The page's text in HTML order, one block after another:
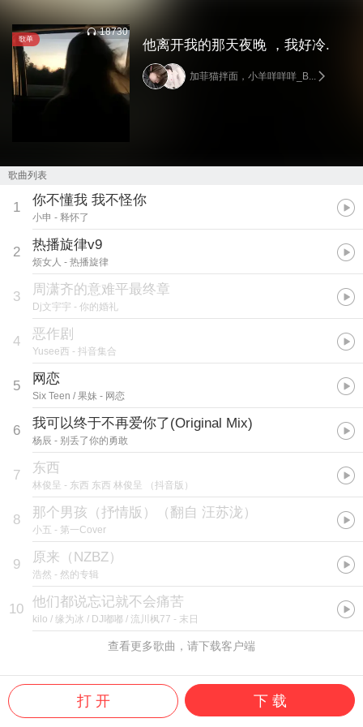
歌单
18730
他离开我的那天夜晚 ，我好冷.
加菲猫拌面，小羊咩咩咩_B...
歌曲列表
1 你不懂我 我不怪你
小申 - 释怀了
2 热播旋律v9
烦女人 - 热播旋律
3 周潇齐的意难平最终章
Dj文宇宇 - 你的婚礼
4 恶作剧
Yusee西 - 抖音集合
5 网恋
Six Teen / 果妹 - 网恋
6 我可以终于不再爱你了(Original Mix)
杨辰 - 别丢了你的勇敢
7 东西
林俊呈 - 东西 东西 林俊呈 （抖音版）
8 那个男孩（抒情版）（翻自 汪苏泷）
小五 - 第一Cover
9 原来（NZBZ）
浩然 - 然的专辑
10 他们都说忘记就不会痛苦
kilo / 缘为冰 / DJ嘟嘟 / 流川枫77 - 末日
查看更多歌曲，请下载客户端
打 开 下 载